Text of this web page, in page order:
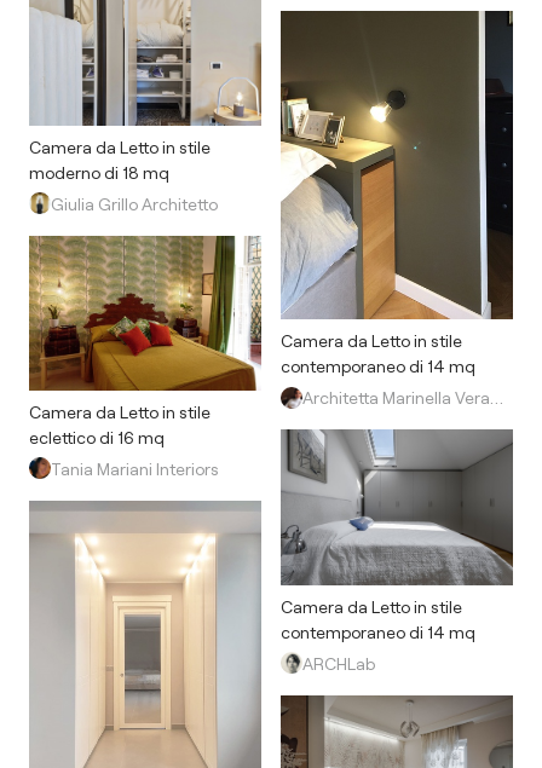
Camera da Letto in stile
moderno di 18 mq
Giulia Grillo Architetto
Camera da Letto in stile
eclettico di 16 mq
Tania Mariani Interiors
Camera da Letto in stile
contemporaneo di 14 mq
Architetta Marinella Verardi
Camera da Letto in stile
contemporaneo di 14 mq
ARCHLab